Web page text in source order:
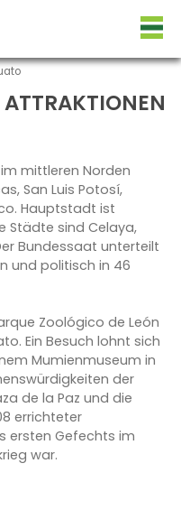
mittleren Norden
San Luis Potosí,
Hauptstadt ist
Städte sind Celaya,
Bundessaat unterteilt
und politisch in 46
Zoológico de León
Ein Besuch lohnt sich
Mumienmuseum in
der
de la Paz und die
errichteter
ersten Gefechts im
war.